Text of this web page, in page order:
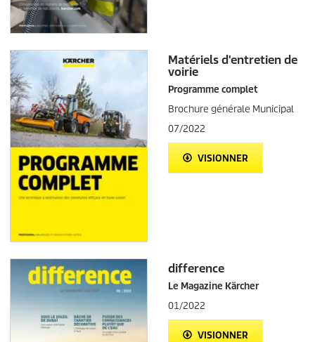
Matériels d'entretien de
voirie
Programme complet
Brochure générale Municipal
07/2022
VISIONNER
difference
Le Magazine Kärcher
01/2022
VISIONNER